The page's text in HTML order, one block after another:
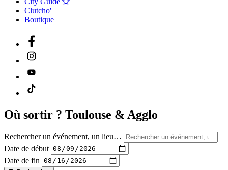
Clutcho'
Boutique
Où sortir ? Toulouse & Agglo
Rechercher un événement, un lieu…
Date de début
Date de fin